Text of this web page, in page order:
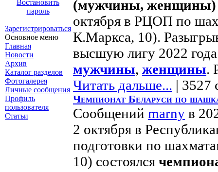
Востановить
пароль
Зарегистрироваться
Основное меню
Главная
Новости
Архив
Каталог разделов
Фотогалерея
Личные сообщения
Профиль
пользователя
Статьи
(мужчины, женщины)
октября в РЦОП по
К.Маркса, 10).
высшую лигу 2022
мужчины, женщины.
Читать дальше... | 3527
Чемпионат Беларуси по
Сообщений marny в
2 октября в
подготовки по
10) состоялся